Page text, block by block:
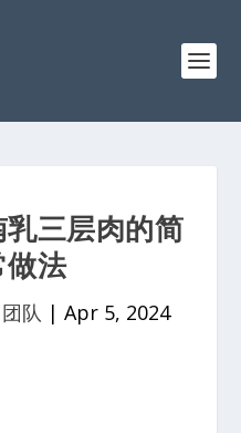
三层肉的简
法
队 | Apr 5, 2024